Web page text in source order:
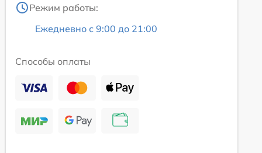
Режим работы:
Ежедневно с 9:00 до 21:00
Способы оплаты